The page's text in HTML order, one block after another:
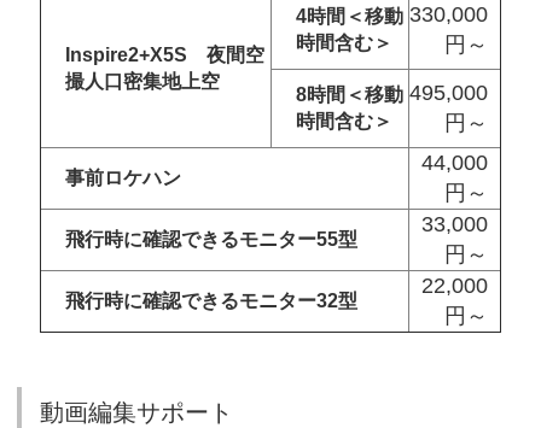
Inspire2+X5S 夜間空
撮人口密集地上空
4時間＜移動
時間含む＞
330,000
円～
8時間＜移動
時間含む＞
495,000
円～
事前ロケハン
44,000
円～
飛行時に確認できるモニター55型
33,000
円～
飛行時に確認できるモニター32型
22,000
円～
動画編集サポート